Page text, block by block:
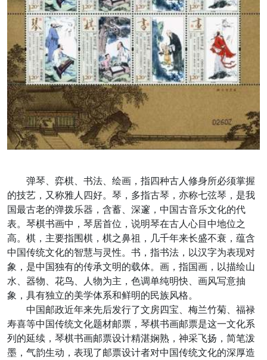
弹琴、弈棋、书法、绘画，指四种古人修身所必须掌握
的技艺，又称雅人四好。琴，多指古琴，亦称七弦琴，是我
国最古老的弹拨乐器，含蓄、深邃，中国古音乐文化的代
表。琴棋书画中，琴居首位，说明琴在古人心目中地位之
高。棋，主要指围棋，棋之鼻祖，几千年来长盛不衰，蕴含
中国传统文化的智慧与灵性。书，指书法，以汉字为表现对
象，是中国独有的传承文明的载体。画，指国画，以描绘山
水、器物、花鸟、人物为主，色调单纯明快、画风写意抽
象，具有独立的美学体系和鲜明的民族风格。
中国邮政近年来先后发行了文房四宝、梅兰竹菊、福禄
寿喜等中国传统文化题材邮票，琴棋书画邮票是这一文化系
列的延续，琴棋书画邮票设计精湛娴熟，神采飞扬，简笔泼
墨，气韵生动，表现了邮票设计者对中国传统文化的深厚造